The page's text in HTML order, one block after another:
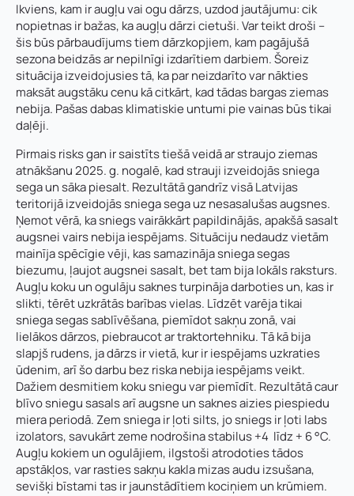
Ikviens, kam ir augļu vai ogu dārzs, uzdod jautājumu: cik
nopietnas ir bažas, ka augļu dārzi cietuši. Var teikt droši –
šis būs pārbaudījums tiem dārzkopjiem, kam pagājušā
sezona beidzās ar nepilnīgi izdarītiem darbiem. Šoreiz
situācija izveidojusies tā, ka par neizdarīto var nākties
maksāt augstāku cenu kā citkārt, kad tādas bargas ziemas
nebija. Pašas dabas klimatiskie untumi pie vainas būs tikai
daļēji.
Pirmais risks gan ir saistīts tiešā veidā ar straujo ziemas
atnākšanu 2025. g. nogalē, kad strauji izveidojās sniega
sega un sāka piesalt. Rezultātā gandrīz visā Latvijas
teritorijā izveidojās sniega sega uz nesasalušas augsnes.
Ņemot vērā, ka sniegs vairākkārt papildinājās, apakšā sasalt
augsnei vairs nebija iespējams. Situāciju nedaudz vietām
mainīja spēcīgie vēji, kas samazināja sniega segas
biezumu, ļaujot augsnei sasalt, bet tam bija lokāls raksturs.
Augļu koku un ogulāju saknes turpināja darboties un, kas ir
slikti, tērēt uzkrātās barības vielas. Līdzēt varēja tikai
sniega segas sablīvēšana, piemīdot sakņu zonā, vai
lielākos dārzos, piebraucot ar traktortehniku. Tā kā bija
slapjš rudens, ja dārzs ir vietā, kur ir iespējams uzkraties
ūdenim, arī šo darbu bez riska nebija iespējams veikt.
Dažiem desmitiem koku sniegu var piemīdīt. Rezultātā caur
blīvo sniegu sasals arī augsne un saknes aizies piespiedu
miera periodā. Zem sniega ir ļoti silts, jo sniegs ir ļoti labs
izolators, savukārt zeme nodrošina stabilus +4 līdz + 6 °C.
Augļu kokiem un ogulājiem, ilgstoši atrodoties tādos
apstākļos, var rasties sakņu kakla mizas audu izsušana,
sevišķi bīstami tas ir jaunstādītiem kociņiem un krūmiem.